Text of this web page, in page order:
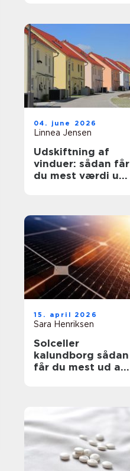
04. june 2026
Linnea Jensen
Udskiftning af
vinduer: sådan får
du mest værdi ud
15. april 2026
Sara Henriksen
Solceller
kalundborg sådan
får du mest ud af